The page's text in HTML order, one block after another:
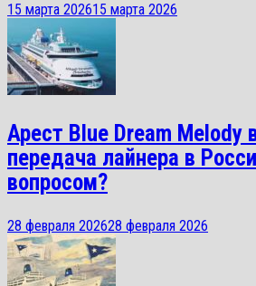
15 марта 202615 марта 2026
Арест Blue Dream Melody
передача лайнера в
вопросом?
28 февраля 202628 февраля 2026